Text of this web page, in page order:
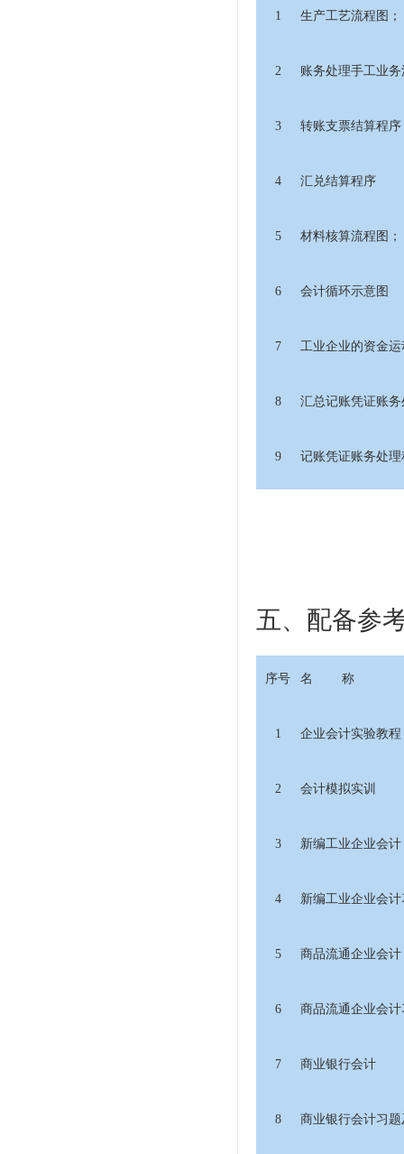
1 生产工艺流程图；
2 账务处理手工业
3 转账支票结算程序
4 汇兑结算程序
5 材料核算流程图；
6 会计循环示意图
7 工业企业的资金
8 汇总记账凭证账
9 记账凭证账务处
五、配备参
序号 名 称
1 企业会计实验教程
2 会计模拟实训
3 新编工业企业会计
4 新编工业企业会
5 商品流通企业会
6 商品流通企业会
7 商业银行会计
8 商业银行会计习